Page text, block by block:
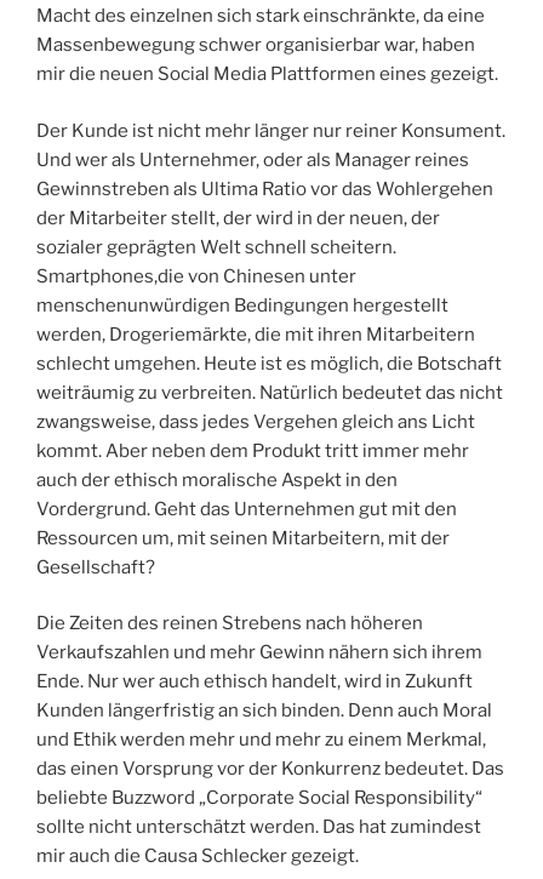
Macht des einzelnen sich stark einschränkte, da eine
Massenbewegung schwer organisierbar war, haben
mir die neuen Social Media Plattformen eines gezeigt.
Der Kunde ist nicht mehr länger nur reiner Konsument.
Und wer als Unternehmer, oder als Manager reines
Gewinnstreben als Ultima Ratio vor das Wohlergehen
der Mitarbeiter stellt, der wird in der neuen, der
sozialer geprägten Welt schnell scheitern.
Smartphones,die von Chinesen unter
menschenunwürdigen Bedingungen hergestellt
werden, Drogeriemärkte, die mit ihren Mitarbeitern
schlecht umgehen. Heute ist es möglich, die Botschaft
weiträumig zu verbreiten. Natürlich bedeutet das nicht
zwangsweise, dass jedes Vergehen gleich ans Licht
kommt. Aber neben dem Produkt tritt immer mehr
auch der ethisch moralische Aspekt in den
Vordergrund. Geht das Unternehmen gut mit den
Ressourcen um, mit seinen Mitarbeitern, mit der
Gesellschaft?
Die Zeiten des reinen Strebens nach höheren
Verkaufszahlen und mehr Gewinn nähern sich ihrem
Ende. Nur wer auch ethisch handelt, wird in Zukunft
Kunden längerfristig an sich binden. Denn auch Moral
und Ethik werden mehr und mehr zu einem Merkmal,
das einen Vorsprung vor der Konkurrenz bedeutet. Das
beliebte Buzzword „Corporate Social Responsibility“
sollte nicht unterschätzt werden. Das hat zumindest
mir auch die Causa Schlecker gezeigt.